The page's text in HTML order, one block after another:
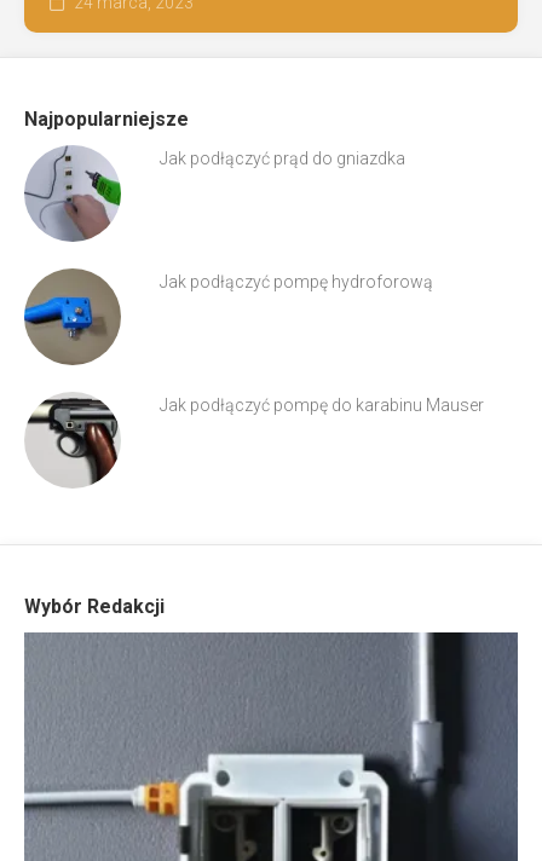
Najpopularniejsze
Jak podłączyć prąd do gniazdka
Jak podłączyć pompę hydroforową
Jak podłączyć pompę do karabinu Mauser
Wybór Redakcji